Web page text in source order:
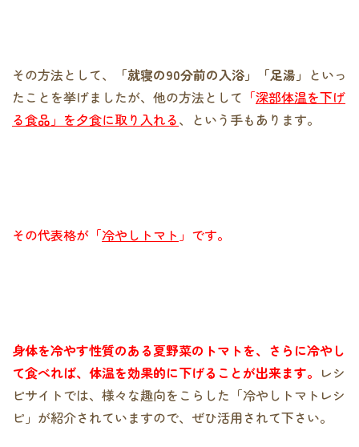
その方法として、 「就寝の90分前の入浴」「足湯」 といっ
たことを挙げましたが、他の方法として 「深部体温を下げ
る食品」を夕食に取り入れる、という手もあります。
その代表格が「冷やしトマト 」です。
身体を冷やす性質のある夏野菜のトマトを、さらに冷やし
て食べれば、体温を効果的に下げることが出来ます。 レシ
ピサイトでは、様々な趣向をこらした「冷やしトマトレシ
ピ」が紹介されていますので、ぜひ活用されて下さい。